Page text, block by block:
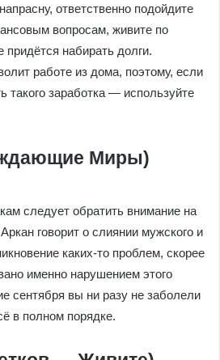
ответственно подойдите
вопросам, живите по
набирать долги.
работе из дома, поэтому, если
такого заработка — используйте
Миры)
следует обратить внимание на
говорит о слиянии мужского и
каких-то проблем, скорее
именно нарушением этого
сентября вы ни разу не заболели
в полном порядке.